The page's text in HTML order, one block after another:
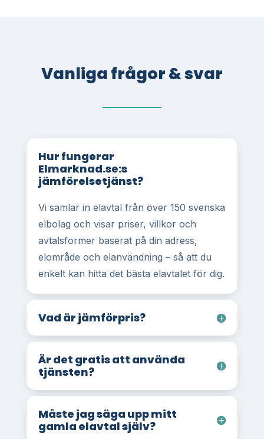
Vanliga frågor & svar
Hur fungerar
Elmarknad.se:s
jämförelsetjänst?
Vi samlar in elavtal från över 150 svenska
elbolag och visar priser, villkor och
avtalsformer baserat på din adress,
elområde och elanvändning – så att du
enkelt kan hitta det bästa elavtalet för dig.
Vad är jämförpris?
Är det gratis att använda
tjänsten?
Måste jag säga upp mitt
gamla elavtal själv?